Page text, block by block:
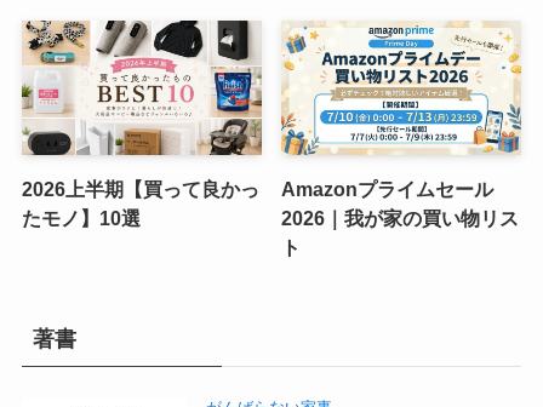
2026上半期【買って良かっ
たモノ】10選
Amazonプライムセール
2026｜我が家の買い物リス
ト
著書